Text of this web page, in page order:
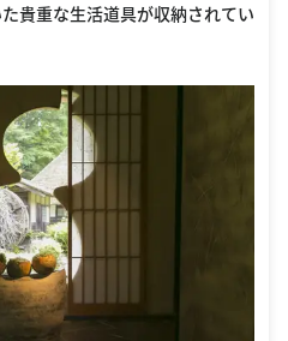
貴重な生活道具が収納されてい